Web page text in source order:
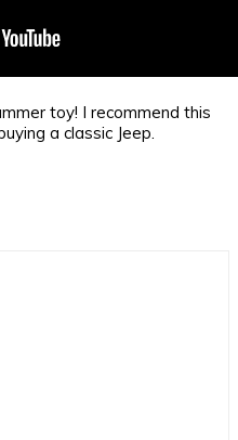
toy! I recommend this
a classic Jeep.